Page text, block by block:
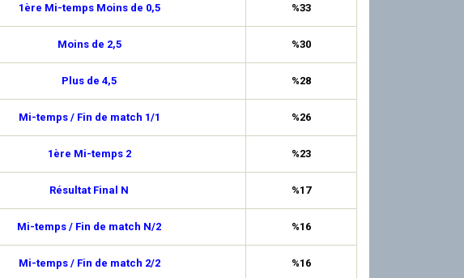
1ère Mi-temps Moins de 0,5 %33
Moins de 2,5 %30
Plus de 4,5 %28
Mi-temps / Fin de match 1/1 %26
1ère Mi-temps 2 %23
Résultat Final N %17
Mi-temps / Fin de match N/2 %16
Mi-temps / Fin de match 2/2 %16